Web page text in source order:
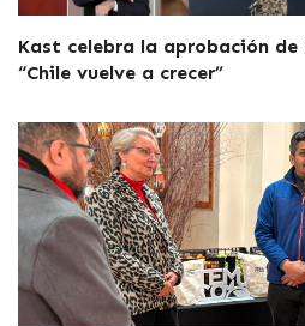
Kast celebra la aprobación
“Chile vuelve a crecer”